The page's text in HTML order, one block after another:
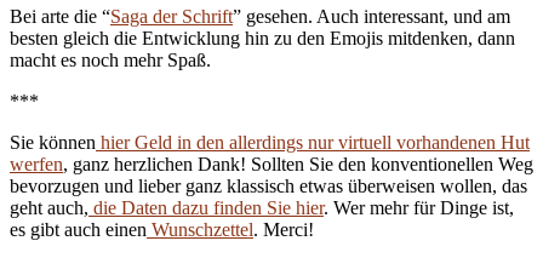
Bei arte die “Saga der Schrift” gesehen. Auch interessant, und am
besten gleich die Entwicklung hin zu den Emojis mitdenken, dann
macht es noch mehr Spaß.
***
Sie können hier Geld in den allerdings nur virtuell vorhandenen Hut
werfen, ganz herzlichen Dank! Sollten Sie den konventionellen Weg
bevorzugen und lieber ganz klassisch etwas überweisen wollen, das
geht auch, die Daten dazu finden Sie hier. Wer mehr für Dinge ist,
es gibt auch einen Wunschzettel. Merci!